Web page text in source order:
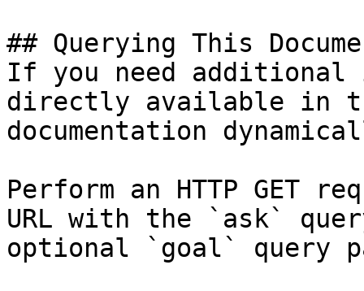
## Querying This
If you need
directly available in
documentation
Perform an HTTP GET
URL with the `ask`
optional `goal` query